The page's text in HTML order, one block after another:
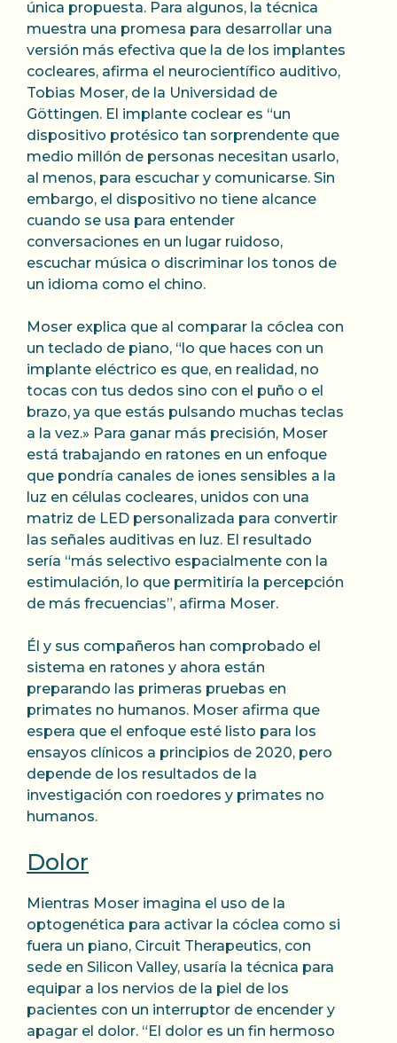
única propuesta. Para algunos, la técnica
muestra una promesa para desarrollar una
versión más efectiva que la de los implantes
cocleares, afirma el neurocientífico auditivo,
Tobias Moser, de la Universidad de
Göttingen. El implante coclear es “un
dispositivo protésico tan sorprendente que
medio millón de personas necesitan usarlo,
al menos, para escuchar y comunicarse. Sin
embargo, el dispositivo no tiene alcance
cuando se usa para entender
conversaciones en un lugar ruidoso,
escuchar música o discriminar los tonos de
un idioma como el chino.
Moser explica que al comparar la cóclea con
un teclado de piano, “lo que haces con un
implante eléctrico es que, en realidad, no
tocas con tus dedos sino con el puño o el
brazo, ya que estás pulsando muchas teclas
a la vez.» Para ganar más precisión, Moser
está trabajando en ratones en un enfoque
que pondría canales de iones sensibles a la
luz en células cocleares, unidos con una
matriz de LED personalizada para convertir
las señales auditivas en luz. El resultado
sería “más selectivo espacialmente con la
estimulación, lo que permitiría la percepción
de más frecuencias”, afirma Moser.
Él y sus compañeros han comprobado el
sistema en ratones y ahora están
preparando las primeras pruebas en
primates no humanos. Moser afirma que
espera que el enfoque esté listo para los
ensayos clínicos a principios de 2020, pero
depende de los resultados de la
investigación con roedores y primates no
humanos.
Dolor
Mientras Moser imagina el uso de la
optogenética para activar la cóclea como si
fuera un piano, Circuit Therapeutics, con
sede en Silicon Valley, usaría la técnica para
equipar a los nervios de la piel de los
pacientes con un interruptor de encender y
apagar el dolor. “El dolor es un fin hermoso